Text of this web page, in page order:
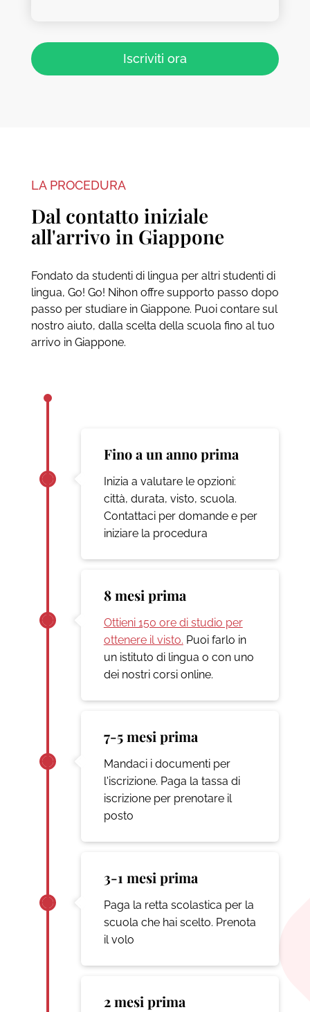
Iscriviti ora
LA PROCEDURA
Dal contatto iniziale
all'arrivo in Giappone
Fondato da studenti di lingua per altri studenti di
lingua, Go! Go! Nihon offre supporto passo dopo
passo per studiare in Giappone. Puoi contare sul
nostro aiuto, dalla scelta della scuola fino al tuo
arrivo in Giappone.
Fino a un anno prima
Inizia a valutare le opzioni:
città, durata, visto, scuola.
Contattaci per domande e per
iniziare la procedura
8 mesi prima
Ottieni 150 ore di studio per
ottenere il visto. Puoi farlo in
un istituto di lingua o con uno
dei nostri corsi online.
7-5 mesi prima
Mandaci i documenti per
l'iscrizione. Paga la tassa di
iscrizione per prenotare il
posto
3-1 mesi prima
Paga la retta scolastica per la
scuola che hai scelto. Prenota
il volo
2 mesi prima